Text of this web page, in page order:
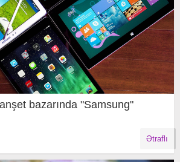
bazarında "Samsung"
Ətraflı